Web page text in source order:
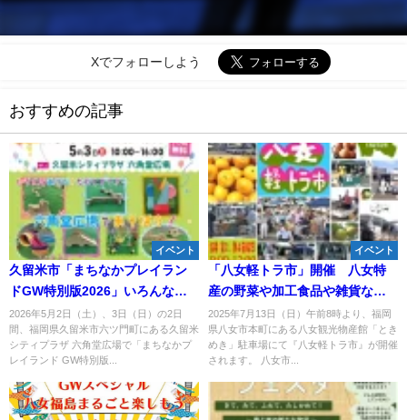
Xでフォローしよう
おすすめの記事
イベント
久留米市「まちなかプレイラン
ドGW特別版2026」いろんな遊
びがイッパイ！遊具などが盛り
だくさん
2026年5月2日（土）、3日（日）の2日
間、福岡県久留米市六ツ門町にある久留米
シティプラザ 六角堂広場で「まちなかプ
レイランド GW特別版...
イベント
「八女軽トラ市」開催 八女特
産の野菜や加工食品や雑貨など
を販売！
2025年7月13日（日）午前8時より、福岡
県八女市本町にある八女観光物産館「とき
めき」駐車場にて『八女軽トラ市』が開催
されます。 八女市...